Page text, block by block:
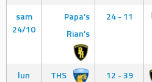
sam
24/10
Papa’s
Rian’s
24 - 11
lun
THS 12 - 39